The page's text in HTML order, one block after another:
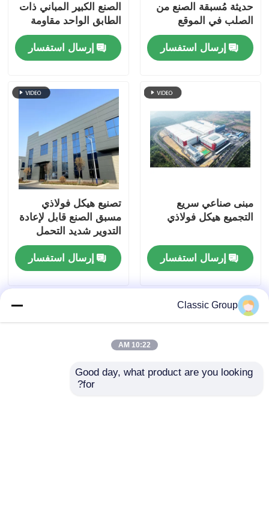
حديثة مُسبقة الصنع من
الصلب في الموقع
إرسال استفسار
الصنع الكبير المباني ذات
الطابق الواحد مقاومة
الطقس
إرسال استفسار
مبنى صناعي سريع
التجميع هيكل فولاذي
إرسال استفسار
تصنيع هيكل فولاذي
مسبق الصنع قابل لإعادة
التدوير شديد التحمل
مقاوم للزلازل
إرسال استفسار
Classic Group
10:22 AM
Good day, what product are you looking
for?